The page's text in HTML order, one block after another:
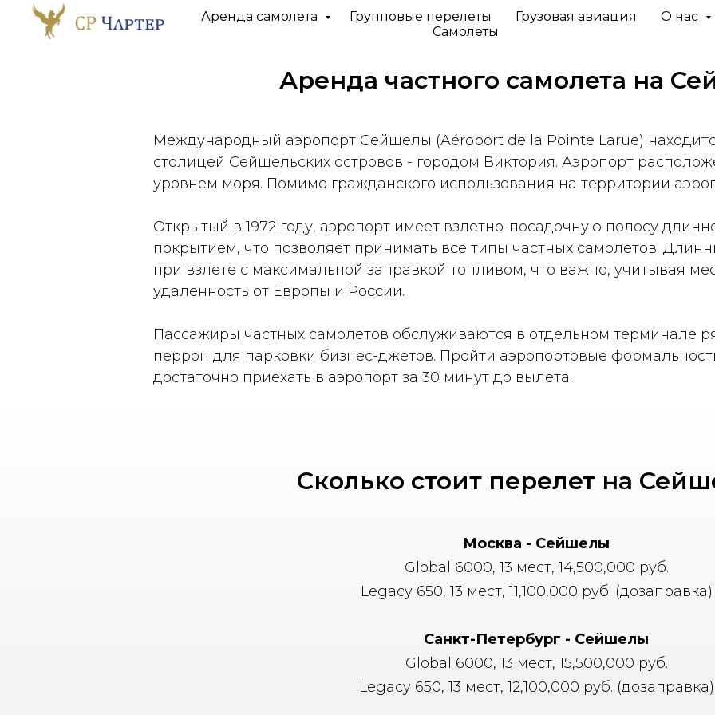
Аренда самолета Групповые перелеты Грузовая авиация
О нас
Самолеты
Аренда частного самолета на
Международный аэропорт Сейшелы (Aéroport de la Pointe Larue)
столицей Сейшельских островов - городом Виктория. Аэропорт
уровнем моря. Помимо гражданского использования на территории
Открытый в 1972 году, аэропорт имеет взлетно-посадочную полосу
покрытием, что позволяет принимать все типы частных самолетов.
при взлете с максимальной заправкой топливом, что важно, учитывая
удаленность от Европы и России.
Пассажиры частных самолетов обслуживаются в отдельном терминале
перрон для парковки бизнес-джетов. Пройти аэропортовые
достаточно приехать в аэропорт за 30 минут до вылета.
Сколько стоит перелет на
Москва - Сейшелы
Global 6000, 13 мест, 14,500,000 руб.
Legacy 650, 13 мест, 11,100,000 руб. (дозаправка)
Санкт-Петербург - Сейшелы
Global 6000, 13 мест, 15,500,000 руб.
Legacy 650, 13 мест, 12,100,000 руб. (дозаправка)